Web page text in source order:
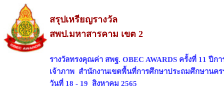
สรุปเหรียญรางวัล
สพป.มหาสารคาม เขต 2
รางวัลทรงคุณค่า สพฐ. OBEC AWARDS ครั้งที่ 11 ปี
เจ้าภาพ สำนักงานเขตพื้นที่การศึกษาประถมศึกษานคร
วันที่ 18 - 19 สิงหาคม 2565